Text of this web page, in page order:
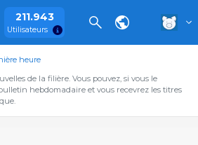
211.943
Utilisateurs
heure
de la filière. Vous pouvez, si vous le
hebdomadaire et vous recevrez les titres